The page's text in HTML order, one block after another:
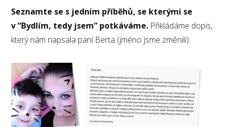
Seznamte se s jedním příběhů, se kterými se
v “Bydlím, tedy jsem” potkáváme. Přikládáme dopis,
který nám napsala paní Berta (jméno jsme změnili):